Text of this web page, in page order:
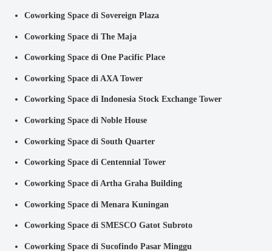
Coworking Space di Sovereign Plaza
Coworking Space di The Maja
Coworking Space di One Pacific Place
Coworking Space di AXA Tower
Coworking Space di Indonesia Stock Exchange Tower
Coworking Space di Noble House
Coworking Space di South Quarter
Coworking Space di Centennial Tower
Coworking Space di Artha Graha Building
Coworking Space di Menara Kuningan
Coworking Space di SMESCO Gatot Subroto
Coworking Space di Sucofindo Pasar Minggu